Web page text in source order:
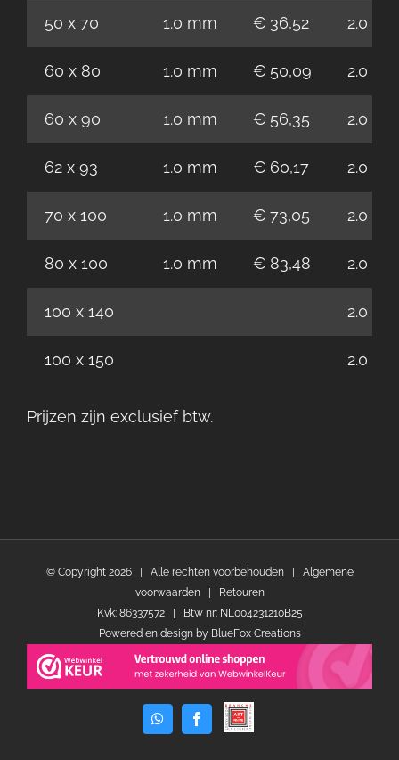
50 x 70 1.0 mm € 36,52 2.0
60 x 80 1.0 mm € 50,09 2.0
60 x 90 1.0 mm € 56,35 2.0
62 x 93 1.0 mm € 60,17 2.0
70 x 100 1.0 mm € 73,05 2.0
80 x 100 1.0 mm € 83,48 2.0
100 x 140 2.0
100 x 150 2.0
Prijzen zijn exclusief btw.
© Copyright 2026 | Alle rechten voorbehouden | Algemene
voorwaarden|
Retouren
Kvk: 86337572 | Btw nr: NL004231210B25
Powered en design by BlueFox Creations
WhatsAppFacebook